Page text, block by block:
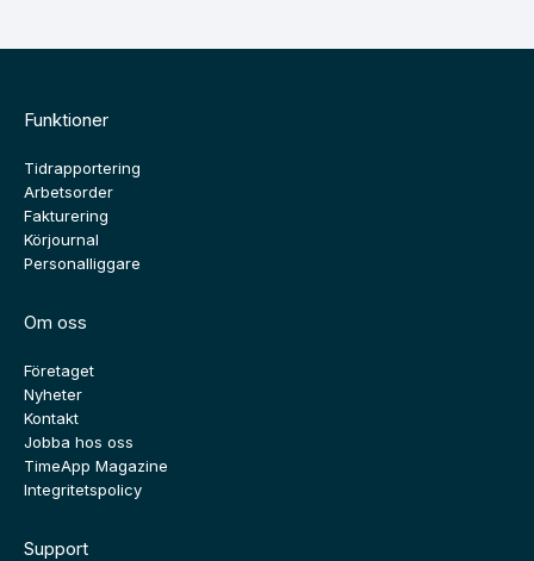
Funktioner
Tidrapportering
Arbetsorder
Fakturering
Körjournal
Personalliggare
Om oss
Företaget
Nyheter
Kontakt
Jobba hos oss
TimeApp Magazine
Integritetspolicy
Support